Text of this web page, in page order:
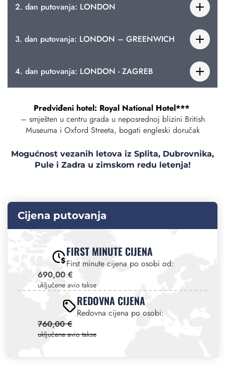
2. dan putovanja: LONDON
3. dan putovanja: LONDON – GREENWICH
4. dan putovanja: LONDON - ZAGREB
Predviđeni hotel: Royal National Hotel***
– smješten u centru grada u neposrednoj blizini British
Museuma i Oxford Streeta, bogati engleski doručak
Mogućnost vezanih letova iz Splita, Dubrovnika,
Pule i Zadra u zimskom redu letenja!
Cijena putovanja
FIRST MINUTE CIJENA
First minute cijena po osobi od:
690,00 €
uključene avio takse
REDOVNA CIJENA
Redovna cijena po osobi:
760,00 €
uključene avio takse